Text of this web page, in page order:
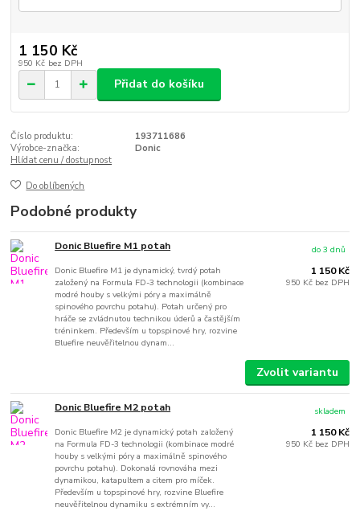
1 150 Kč
950 Kč bez DPH
Přidat do košíku
Číslo produktu:
193711686
Výrobce-značka:
Donic
Hlídat cenu / dostupnost
Do oblíbených
Podobné produkty
Donic Bluefire M1 potah
Donic Bluefire M1 je dynamický, tvrdý potah
založený na Formula FD-3 technologii (kombinace
modré houby s velkými póry a maximálně
spinového povrchu potahu). Potah určený pro
hráče se zvládnutou technikou úderů a častějším
tréninkem. Především u topspinové hry, rozvine
Bluefire neuvěřitelnou dynam...
1 150 Kč
950 Kč bez DPH
do 3 dnů
Zvolit variantu
Donic Bluefire M2 potah
Donic Bluefire M2 je dynamický potah založený
na Formula FD-3 technologii (kombinace modré
houby s velkými póry a maximálně spinového
povrchu potahu). Dokonalá rovnováha mezi
dynamikou, katapultem a citem pro míček.
Především u topspinové hry, rozvine Bluefire
neuvěřitelnou dynamiku s extrémním vy...
1 150 Kč
950 Kč bez DPH
skladem